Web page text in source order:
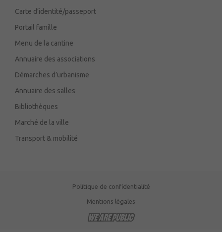
Carte d’identité/passeport
Portail famille
Menu de la cantine
Annuaire des associations
Démarches d’urbanisme
Annuaire des salles
Bibliothèques
Marché de la ville
Transport & mobilité
Politique de confidentialité
Mentions légales